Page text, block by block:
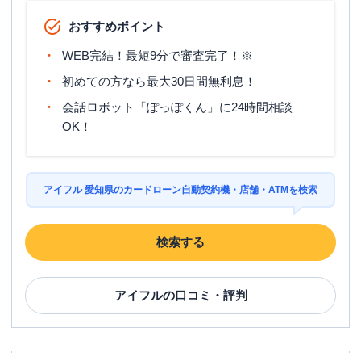
おすすめポイント
WEB完結！最短9分で審査完了！※
初めての方なら最大30日間無利息！
会話ロボット「ぽっぽくん」に24時間相談
OK！
アイフル 愛知県のカードローン自動契約機・店舗・ATMを検索
検索する
アイフルの口コミ・評判